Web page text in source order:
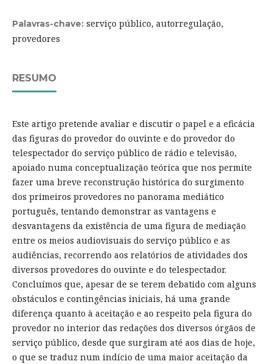
Palavras-chave: serviço público, autorregulação,
provedores
RESUMO
Este artigo pretende avaliar e discutir o papel e a eficácia
das figuras do provedor do ouvinte e do provedor do
telespectador do serviço público de rádio e televisão,
apoiado numa conceptualização teórica que nos permite
fazer uma breve reconstrução histórica do surgimento
dos primeiros provedores no panorama mediático
português, tentando demonstrar as vantagens e
desvantagens da existência de uma figura de mediação
entre os meios audiovisuais do serviço público e as
audiências, recorrendo aos relatórios de atividades dos
diversos provedores do ouvinte e do telespectador.
Concluímos que, apesar de se terem debatido com alguns
obstáculos e contingências iniciais, há uma grande
diferença quanto à aceitação e ao respeito pela figura do
provedor no interior das redações dos diversos órgãos de
serviço público, desde que surgiram até aos dias de hoje,
o que se traduz num indício de uma maior aceitação da